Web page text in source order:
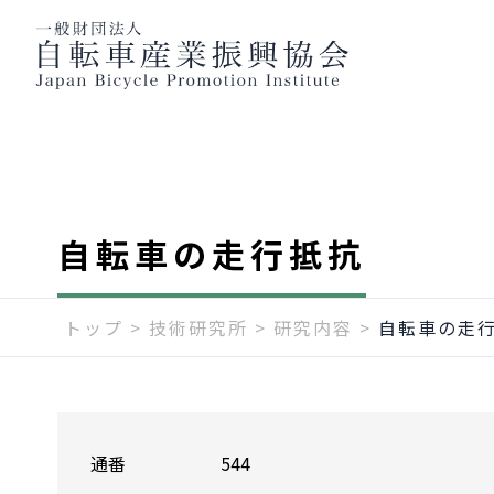
自転車の走行抵抗
トップ > 技術研究所 > 研究内容 > 自転車の走
通番 544